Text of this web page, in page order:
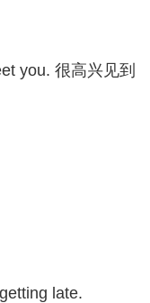
you. 很高兴见到
late.